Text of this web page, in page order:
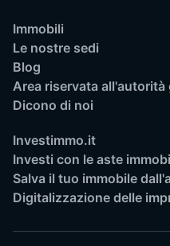
Immobili
Le nostre sedi
Blog
Area riservata all'autorità
Dicono di noi
Investimmo.it
Investi con le aste
Salva il tuo immobile
Digitalizzazione delle